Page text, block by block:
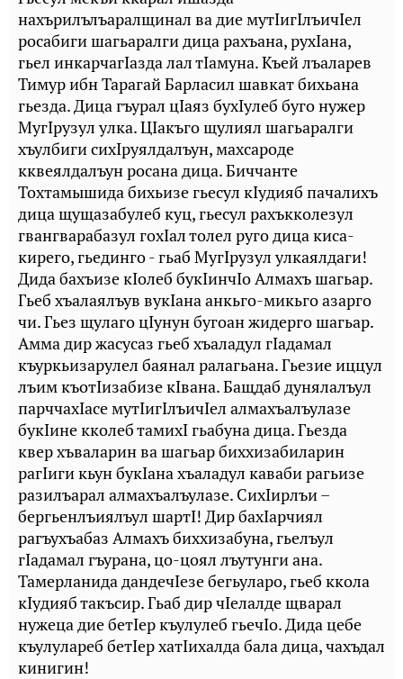
нахърилълъаралщинал ва дие мутIигIлъичIел
росабиги шагьаралги дица рахъана, рухIана,
гьел инкарчагIазда лал тIамуна. Къей лъаларев
Тимур ибн Тарагай Барласил шавкат бихьана
гьезда. Дица гъурал цIаяз бухIулеб буго нужер
МугIрузул улка. ЦIакъго щулиял шагьаралги
хъулбиги сихIруялдалъун, махсароде
кквеялдалъун росана дица. Биччанте
Тохтамышида бихьизе гьесул кIудияб пачалихъ
дица щущазабулеб куц, гьесул рахъкколезул
гвангварабазул гохIал толел руго дица киса-
кирего, гьединго - гьаб МугIрузул улкаялдаги!
Дида бахъизе кIолеб букIинчIо Алмахъ шагьар.
Гьеб хъалаялъув вукIана анкьго-микьго азарго
чи. Гьез щулаго цIунун бугоан жидерго шагьар.
Амма дир жасусаз гьеб хъаладул гIадамал
къуркьизарулел баянал ралагьана. Гьезие иццул
лъим къотIизабизе кIвана. Бащдаб дунялалъул
парччахIасе мутIигIлъичIел алмахъалъулазе
букIине кколеб тамихI гьабуна дица. Гьезда
квер хъваларин ва шагьар биххизабиларин
рагIиги кьун букIана хъаладул каваби рагьизе
разилъарал алмахъалъулазе. СихIирлъи –
бергьенлъиялъул шартI! Дир бахIарчиял
рагъухъабаз Алмахъ биххизабуна, гьелъул
гIадамал гъурана, цо-цоял лъутунги ана.
Тамерланида дандечIезе бегьуларо, гьеб ккола
кIудияб такъсир. Гьаб дир чIелалде щварал
нужеца дие бетIер къулулеб гьечIо. Дида цебе
къулулареб бетIер хатIихалда бала дица, чахъдал
кинигин!